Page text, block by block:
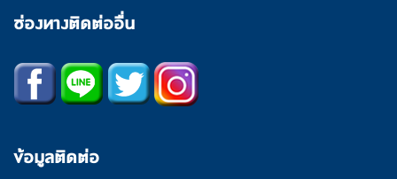
ช่องทางติดต่ออื่น
ข้อมูลติดต่อ